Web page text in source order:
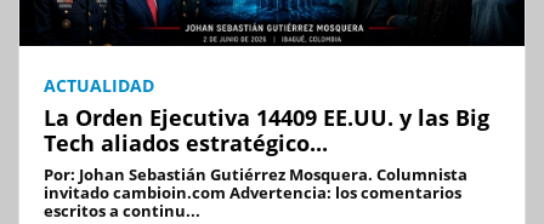
ACTUALIDAD
La Orden Ejecutiva 14409 EE.UU. y las Big
Tech aliados estratégico...
Por: Johan Sebastián Gutiérrez Mosquera. Columnista
invitado cambioin.com Advertencia: los comentarios
escritos a continu...